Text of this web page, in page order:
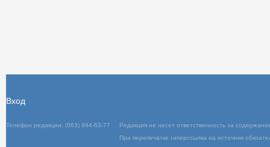
Телефон редакции: (063) 994-63-77
При